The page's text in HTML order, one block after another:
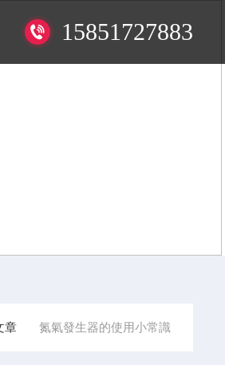
15851727883
章 氮氣發生器的使用小常識